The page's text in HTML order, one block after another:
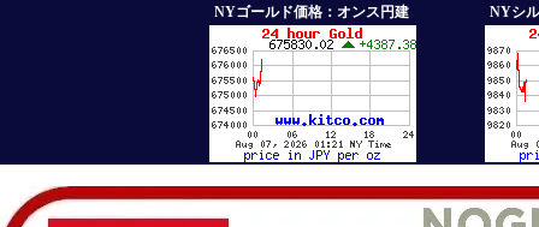
NYゴールド価格：オンス円建 NYシ